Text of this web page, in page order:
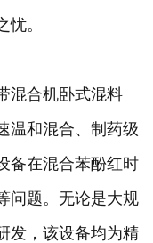
。
混合机卧式混料
温和混合、制药级
备在混合苯酚红时
问题。无论是大规
发，该设备均为精